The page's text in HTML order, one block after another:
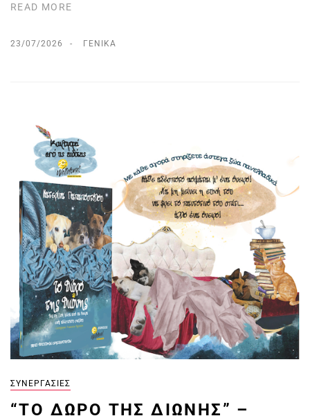
READ MORE
23/07/2026 ΓΕΝΙΚΆ
ΣΥΝΕΡΓΑΣΊΕΣ
“ΤΟ ΔΏΡΟ ΤΗΣ ΔΙΏΝΗΣ” –